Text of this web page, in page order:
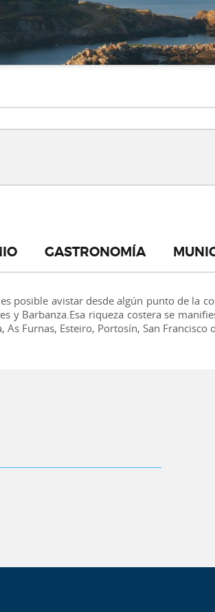
GASTRONOMÍA
posible avistar desde algún punto de la
y Barbanza.Esa riqueza costera se
Furnas, Esteiro, Portosín, San